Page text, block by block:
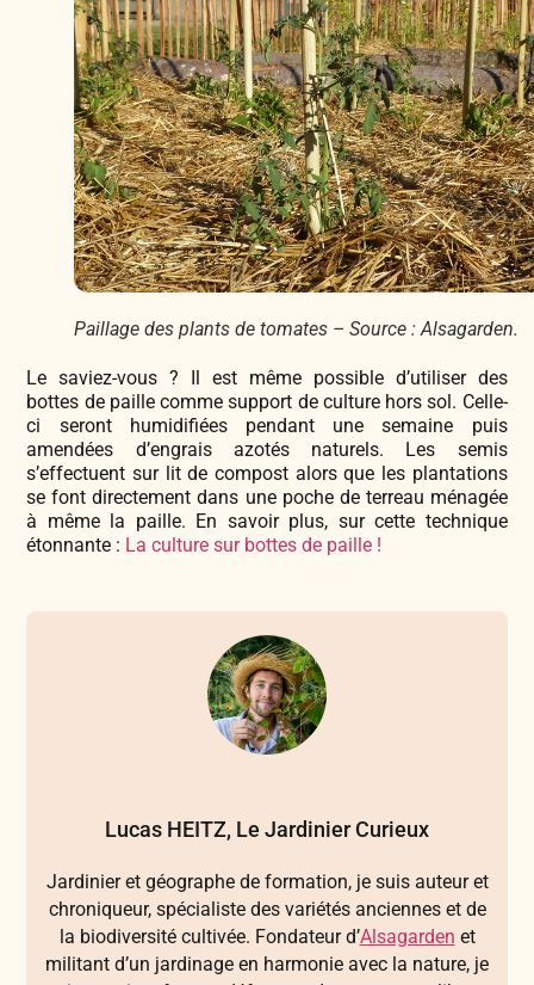
Paillage des plants de tomates – Source : Alsagarden.
Le saviez-vous ? Il est même possible d’utiliser des
bottes de paille comme support de culture hors sol. Celle-
ci seront humidifiées pendant une semaine puis
amendées d’engrais azotés naturels. Les semis
s’effectuent sur lit de compost alors que les plantations
se font directement dans une poche de terreau ménagée
à même la paille. En savoir plus, sur cette technique
étonnante : La culture sur bottes de paille !
Lucas HEITZ, Le Jardinier Curieux
Jardinier et géographe de formation, je suis auteur et
chroniqueur, spécialiste des variétés anciennes et de
la biodiversité cultivée. Fondateur d’Alsagarden et
militant d’un jardinage en harmonie avec la nature, je